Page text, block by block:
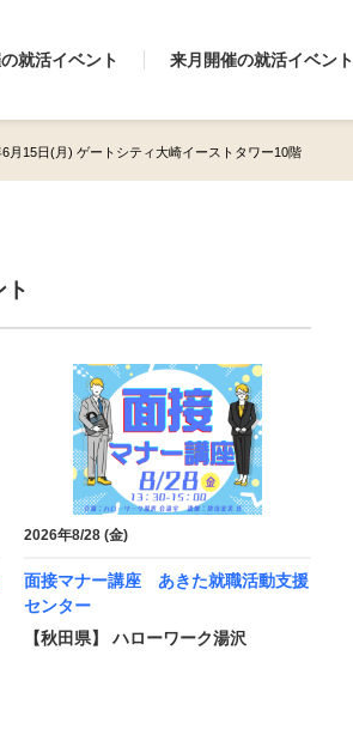
就活イベント 来月開催の就活イベント
6月15日(月) ゲートシティ大崎イーストタワー10階
2026年8/28 (金)
面接マナー講座 あきた就職活動支援
センター
【秋田県】 ハローワーク湯沢